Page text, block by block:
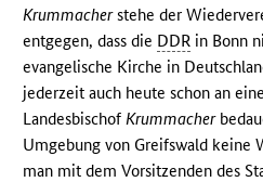
Krummacherstehe der
entgegen, dass die DDR in Bonn
evangelische Kirche in
jederzeit auch heute schon an
Landesbischof Krummacher
Umgebung von Greifswald keine
man mit dem Vorsitzenden des